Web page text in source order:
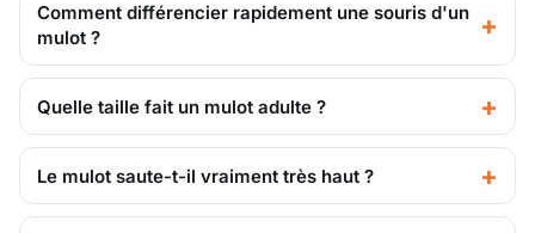
Comment différencier rapidement une souris d'un
mulot ?
Quelle taille fait un mulot adulte ?
Le mulot saute-t-il vraiment très haut ?